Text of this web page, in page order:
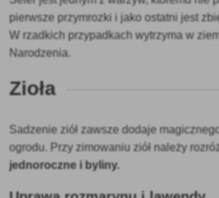
pierwsze przymrozki i jako ostatni jest
W rzadkich przypadkach wytrzyma w
Narodzenia.
Zioła
Sadzenie ziół zawsze dodaje
ogrodu. Przy zimowaniu ziół należy
jednoroczne i byliny.